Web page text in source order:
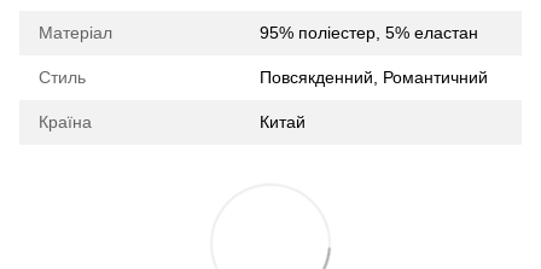
Матеріал 95% поліестер, 5% еластан
Стиль Повсякденний, Романтичний
Країна Китай